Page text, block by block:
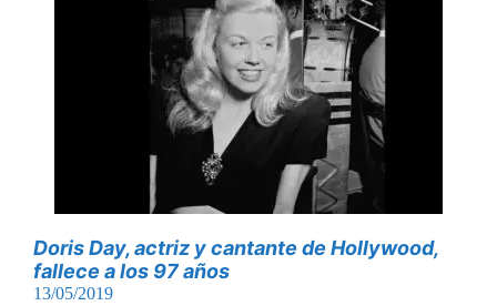
Doris Day, actriz y cantante de Hollywood,
fallece a los 97 años
13/05/2019